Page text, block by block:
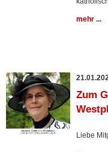
mehr ...
Zum
Liebe